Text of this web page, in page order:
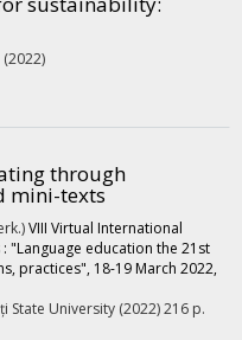
(2022)
through
mini-texts
VIII Virtual International
"Language education the 21st
practices", 18-19 March 2022,
State University (2022)216 p.